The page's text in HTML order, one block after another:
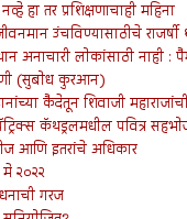
हा तर प्रशिक्षणाचाही महिना
उंचविण्यासाठीचे राजर्षी
अनाचारी लोकांसाठी नाही :
(सुबोध कुरआन)
कैदेतून शिवाजी
कॅथड्रलमधील पवित्र
आणि इतरांचे अधिकार
२०२२
गरज